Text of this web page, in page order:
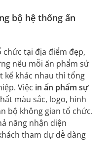
bộ hệ thống ấn
tại địa điểm đẹp,
nếu mỗi ấn phẩm sử
kế khác nhau thì tổng
Việc in ấn phẩm sự
màu sắc, logo, hình
bộ không gian tổ chức.
năng nhận diện
tham dự dễ dàng